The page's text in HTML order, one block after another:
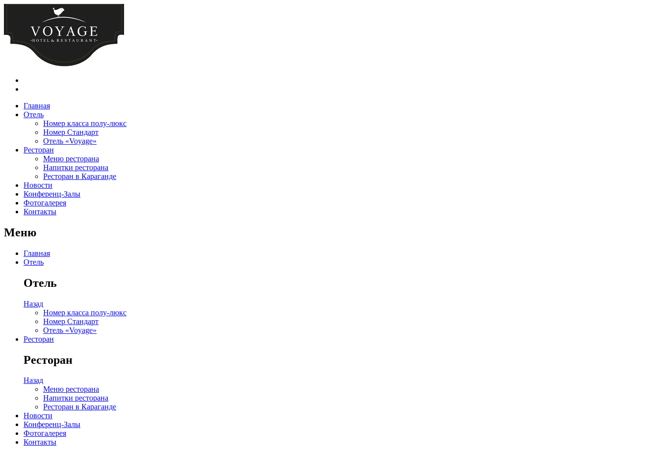
Главная
Отель
Номер класса полу-люкс
Номер Стандарт
Отель «Voyage»
Ресторан
Меню ресторана
Напитки ресторана
Ресторан в Караганде
Новости
Конференц-Залы
Фотогалерея
Контакты
Меню
Главная
Отель
Отель
Назад
Номер класса полу-люкс
Номер Стандарт
Отель «Voyage»
Ресторан
Ресторан
Назад
Меню ресторана
Напитки ресторана
Ресторан в Караганде
Новости
Конференц-Залы
Фотогалерея
Контакты